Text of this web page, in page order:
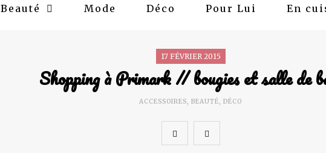
Beauté Mode Déco Pour Lui En
17 FÉVRIER 2015
Shopping à Primark // bougies et salle de
ACCESSOIRES, BEAUTÉ, DÉCO